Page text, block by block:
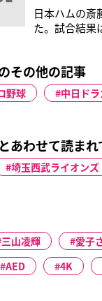
日本ハムの斎
た。試合結果
ラゼル（30
9イニング目で
その他の記事
野球 中日ド
あわせて読ま
埼玉西武ライオンズ
三山凌輝 愛子
AED 4K